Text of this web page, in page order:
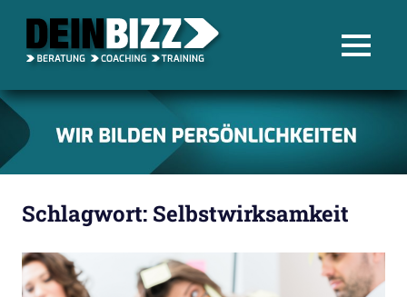
Zum
Inhalt
springen
DEIN
BIZZ
MENU
Schlagwort: Selbstwirksamkeit